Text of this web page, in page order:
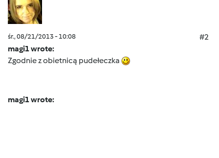
śr., 08/21/2013 - 10:08
#2
magi1 wrote:
Zgodnie z obietnicą pudełeczka
magi1 wrote: